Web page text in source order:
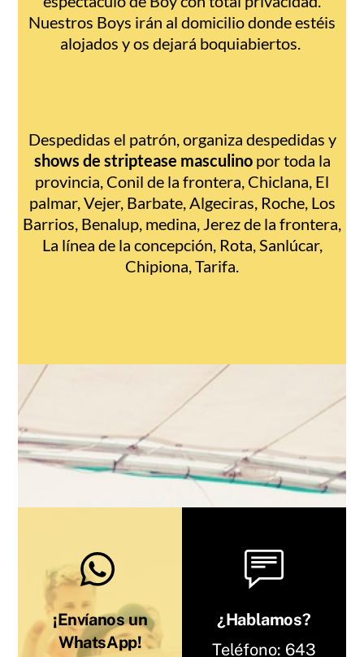
Nuestros Boys irán al domicilio donde estéis
alojados y os dejará boquiabiertos.
Despedidas el patrón, organiza despedidas y
shows de striptease masculino por toda la
provincia, Conil de la frontera, Chiclana, El
palmar, Vejer, Barbate, Algeciras, Roche, Los
Barrios, Benalup, medina, Jerez de la frontera,
La línea de la concepción, Rota, Sanlúcar,
Chipiona, Tarifa.
¡Envíanos un
WhatsApp!
¿Hablamos?
Teléfono: 643